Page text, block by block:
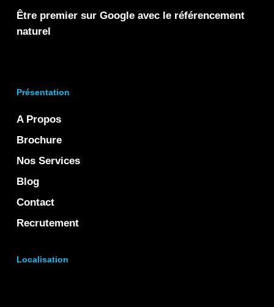
Être premier sur Google avec le référencement
naturel
Présentation
A Propos
Brochure
Nos Services
Blog
Contact
Recrutement
Localisation